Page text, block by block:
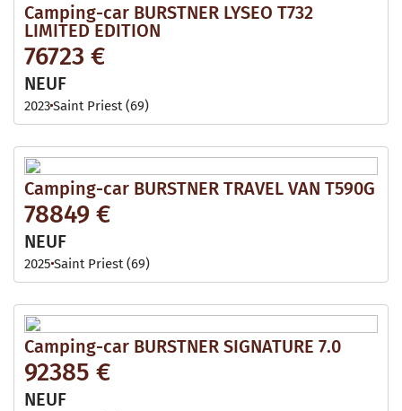
Camping-car BURSTNER LYSEO T732
LIMITED EDITION
76723 €
NEUF
2023Saint Priest (69)
Camping-car BURSTNER TRAVEL VAN T590G
78849 €
NEUF
2025 Saint Priest (69)
Camping-car BURSTNER SIGNATURE 7.0
92385 €
NEUF